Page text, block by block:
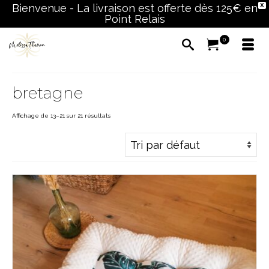
X
Bienvenue - La livraison est offerte dès 125€ en
Point Relais
0
bretagne
Affichage de 13–21 sur 21 résultats